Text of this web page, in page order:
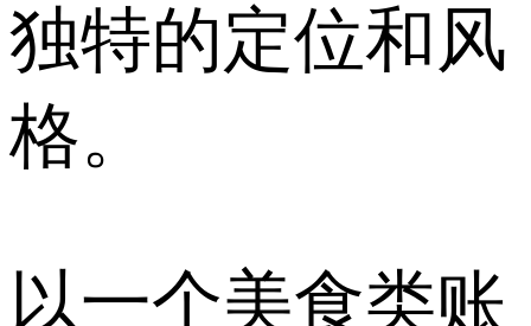
独特的定位和风
格。
以一个美食类账